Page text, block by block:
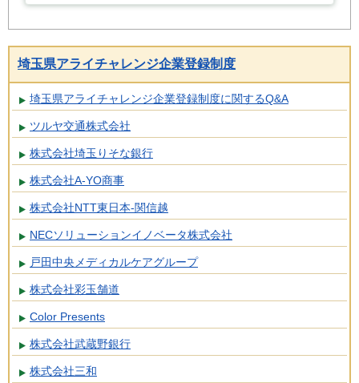
埼玉県アライチャレンジ企業登録制度
埼玉県アライチャレンジ企業登録制度に関するQ&A
ツルヤ交通株式会社
株式会社埼玉りそな銀行
株式会社A-YO商事
株式会社NTT東日本-関信越
NECソリューションイノベータ株式会社
戸田中央メディカルケアグループ
株式会社彩玉舗道
Color Presents
株式会社武蔵野銀行
株式会社三和